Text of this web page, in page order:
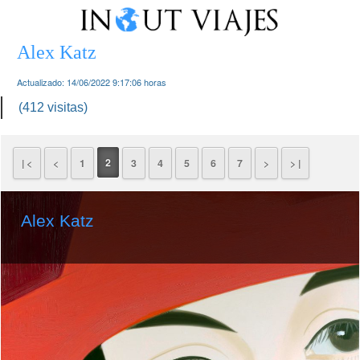
Alex Katz
Actualizado: 14/06/2022 9:17:06horas
(412 visitas)
| < < 1 2 3 4 5 6 7 > > |
Alex Katz